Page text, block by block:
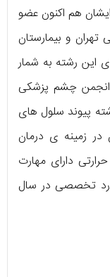
هم اکنون عضو
و بیمارستان
این رشته به شمار
چشم پزشکی
پیوند سلول‌ های
در زمینه‌ ی درمان
دارای مهارت
تخصصی در سال